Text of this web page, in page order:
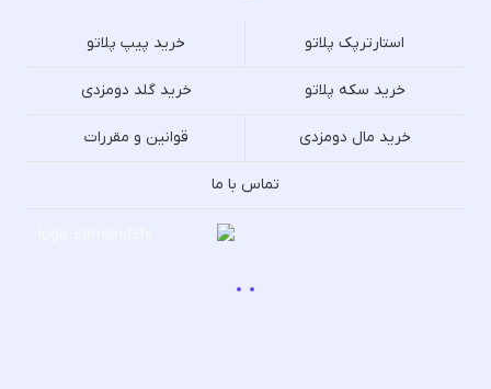
استارترپک پلاتو خرید پیپ پلاتو
خرید سکه پلاتو خرید گلد دومزدی
خرید مال دومزدی قوانین و مقررات
تماس با ما